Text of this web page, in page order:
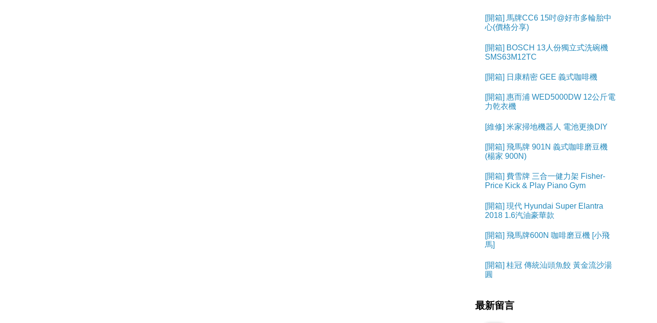
[開箱] 馬牌CC6 15吋@好市多輪胎中
心(價格分享)
[開箱] BOSCH 13人份獨立式洗碗機
SMS63M12TC
[開箱] 日康精密 GEE 義式咖啡機
[開箱] 惠而浦 WED5000DW 12公斤電
力乾衣機
[維修] 米家掃地機器人 電池更換DIY
[開箱] 飛馬牌 901N 義式咖啡磨豆機
(楊家 900N)
[開箱] 費雪牌 三合一健力架 Fisher-
Price Kick & Play Piano Gym
[開箱] 現代 Hyundai Super Elantra
2018 1.6汽油豪華款
[開箱] 飛馬牌600N 咖啡磨豆機 [小飛
馬]
[開箱] 桂冠 傳統汕頭魚餃 黃金流沙湯
圓
最新留言